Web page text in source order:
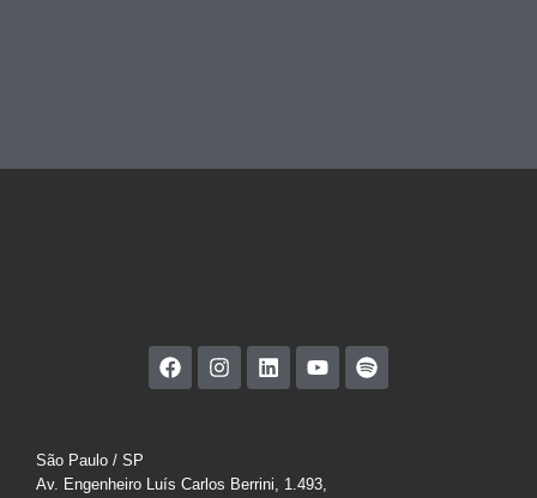
São Paulo / SP
Av. Engenheiro Luís Carlos Berrini, 1.493,